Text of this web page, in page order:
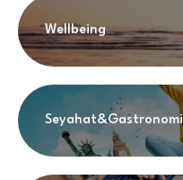
Wellbeing
Seyahat&Gastronomi